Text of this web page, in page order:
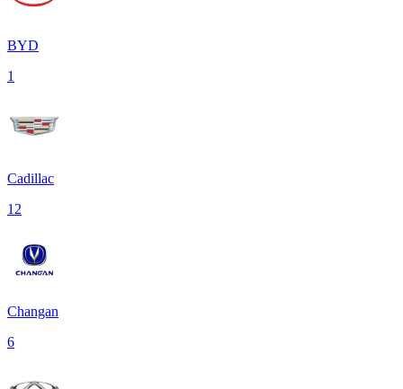
BYD
1
Cadillac
12
Changan
6